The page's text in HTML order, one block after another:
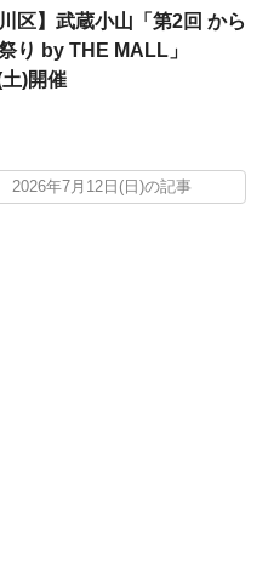
川区】武蔵小山「第2回 から
り by THE MALL」
)開催
2026年7月12日(日)の記事